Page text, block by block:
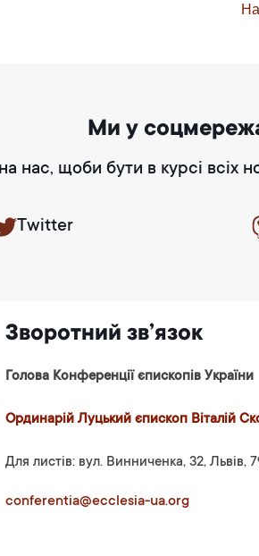
Ми у
нас, щоби бути в курсі всіх
Twitter
Зворотний зв’язок
Голова Конференції єпископів України
Ординарій Луцький єпископ Віталій
Для листів: вул. Винниченка, 32, Львів,
conferentia@ecclesia-ua.org